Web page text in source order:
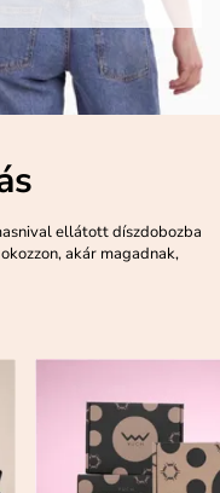
ellátott díszdobozba
akár magadnak,